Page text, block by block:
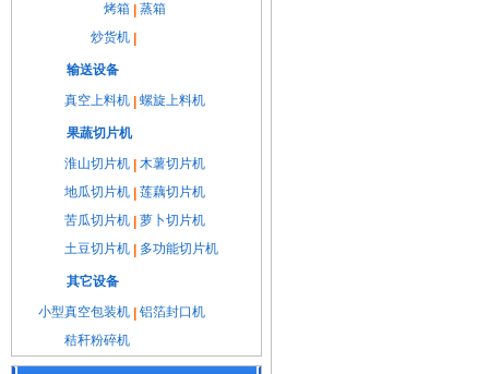
烤箱
蒸箱
炒货机
输送设备
真空上料机
螺旋上料机
果蔬切片机
淮山切片机
木薯切片机
地瓜切片机
莲藕切片机
苦瓜切片机
萝卜切片机
土豆切片机
多功能切片机
其它设备
小型真空包装机
铝箔封口机
秸秆粉碎机